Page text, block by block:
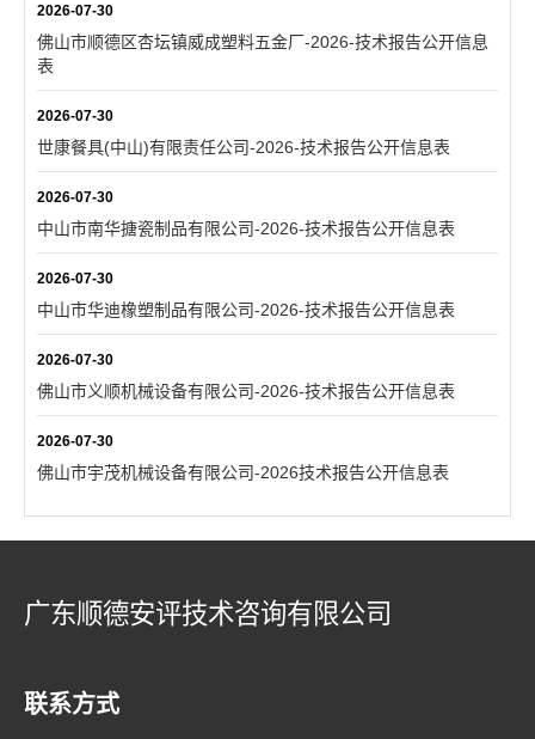
2026-07-30
佛山市顺德区杏坛镇威成塑料五金厂-2026-技术报告公开信息
表
2026-07-30
世康餐具(中山)有限责任公司-2026-技术报告公开信息表
2026-07-30
中山市南华搪瓷制品有限公司-2026-技术报告公开信息表
2026-07-30
中山市华迪橡塑制品有限公司-2026-技术报告公开信息表
2026-07-30
佛山市义顺机械设备有限公司-2026-技术报告公开信息表
2026-07-30
佛山市宇茂机械设备有限公司-2026技术报告公开信息表
广东顺德安评技术咨询有限公司
联系方式